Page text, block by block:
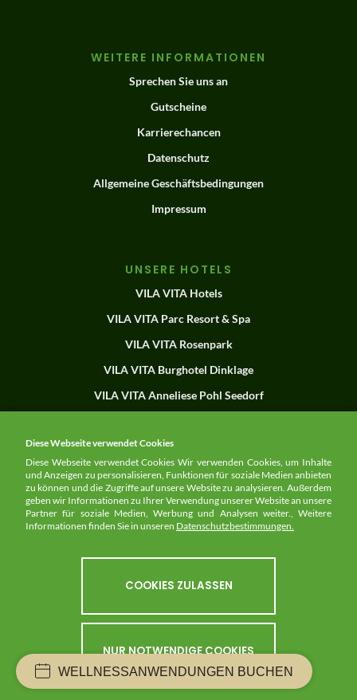
UNSERE HOTELS
VILA VITA Hotels
VILA VITA Parc Resort & Spa
VILA VITA Rosenpark
VILA VITA Burghotel Dinklage
VILA VITA Anneliese Pohl Seedorf
NEWSLETTER
HIER ANMELDEN
WEITERE INFORMATIONEN
Sprechen Sie uns an
Gutscheine
Karrierechancen
Datenschutz
Allgemeine Geschäftsbedingungen
Impressum
FOLGEN SIE UNS
® 2026 Vila Vita Hotels. Alle Rechte vorbehalten.
Diese Webseite verwendet Cookies
Diese Webseite verwendet Cookies Wir verwenden Cookies, um Inhalte
und Anzeigen zu personalisieren, Funktionen für soziale Medien anbieten
zu können und die Zugriffe auf unsere Website zu analysieren. Außerdem
geben wir Informationen zu Ihrer Verwendung unserer Website an unsere
Partner für soziale Medien, Werbung und Analysen weiter., Weitere
Informationen finden Sie in unseren Datenschutzbestimmungen.
COOKIES ZULASSEN
NUR NOTWENDIGE COOKIES
WELLNESSANWENDUNGEN BUCHEN